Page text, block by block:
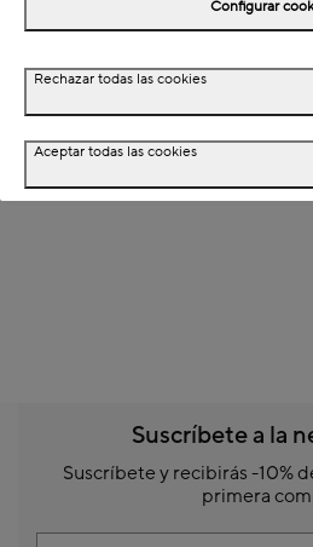
Suscríbete a la
Suscríbete y recibirás -10%
primera
Configurar
Rechazar todas las cookies
Aceptar todas las cookies